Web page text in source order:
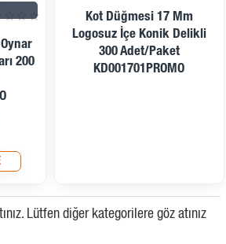
200
Ön Sipariş
Kot Düğmesi 17 Mm
Logosuz İçe Konik Delikli
300 Adet/Paket
KD001701PROMO
Lütfen diğer kategorilere göz atınız